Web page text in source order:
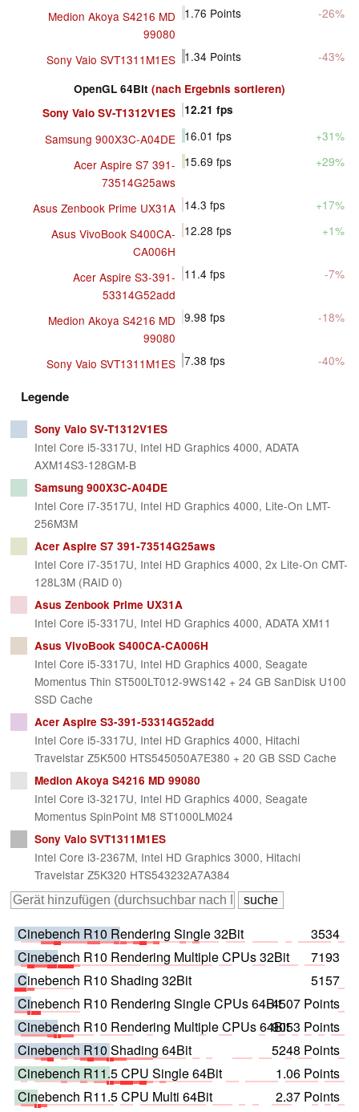
Medion Akoya S4216 MD
99080
1.76 Points -26%
Sony Vaio SVT1311M1ES 1.34 Points -43%
OpenGL 64Bit (nach Ergebnis sortieren)
Sony Vaio SV-T1312V1ES
12.21 fps
Samsung 900X3C-A04DE 16.01 fps
+31%
Acer Aspire S7 391-
73514G25aws
15.69 fps +29%
Asus Zenbook Prime UX31A 14.3 fps
+17%
Asus VivoBook S400CA-
CA006H
12.28 fps +1%
Acer Aspire S3-391-
53314G52add
11.4 fps -7%
Medion Akoya S4216 MD
99080
9.98 fps -18%
Sony Vaio SVT1311M1ES 7.38 fps -40%
Legende
Sony Vaio SV-T1312V1ES
Intel Core i5-3317U, Intel HD Graphics 4000, ADATA
AXM14S3-128GM-B
Samsung 900X3C-A04DE
Intel Core i7-3517U, Intel HD Graphics 4000, Lite-On LMT-
256M3M
Acer Aspire S7 391-73514G25aws
Intel Core i7-3517U, Intel HD Graphics 4000, 2x Lite-On CMT-
128L3M (RAID 0)
Asus Zenbook Prime UX31A
Intel Core i5-3317U, Intel HD Graphics 4000, ADATA XM11
Asus VivoBook S400CA-CA006H
Intel Core i5-3317U, Intel HD Graphics 4000, Seagate
Momentus Thin ST500LT012-9WS142 + 24 GB SanDisk U100
SSD Cache
Acer Aspire S3-391-53314G52add
Intel Core i5-3317U, Intel HD Graphics 4000, Hitachi
Travelstar Z5K500 HTS545050A7E380 + 20 GB SSD Cache
Medion Akoya S4216 MD 99080
Intel Core i3-3217U, Intel HD Graphics 4000, Seagate
Momentus SpinPoint M8 ST1000LM024
Sony Vaio SVT1311M1ES
Intel Core i3-2367M, Intel HD Graphics 3000, Hitachi
Travelstar Z5K320 HTS543232A7A384
Cinebench R10 Rendering Single 32Bit
3534
Cinebench R10 Rendering Multiple CPUs 32Bit
7193
Cinebench R10 Shading 32Bit
5157
Cinebench R10 Rendering Single CPUs 64Bit4507 Points
Cinebench R10 Rendering Multiple CPUs 64Bit9053 Points
Cinebench R10 Shading 64Bit
5248 Points
Cinebench R11.5 CPU Single 64Bit
1.06 Points
Cinebench R11.5 CPU Multi 64Bit
2.37 Points